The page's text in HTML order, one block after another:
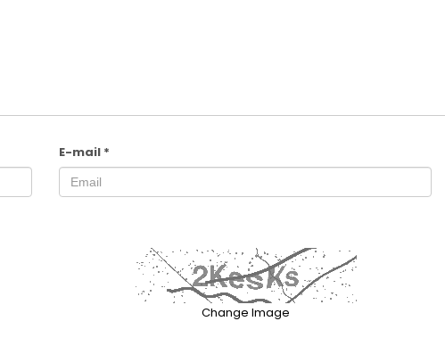
E-mail *
Change Image